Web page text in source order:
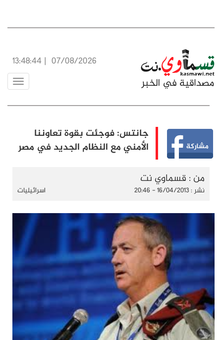
07/08/2026
|
13:48:45
جانتس: فوجئت بقوة تعاوننا
الأمني مع النظام الجديد في مصر
نت